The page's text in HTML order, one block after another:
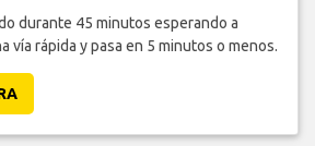
durante 45 minutos esperando a
vía rápida y pasa en 5 minutos o menos.